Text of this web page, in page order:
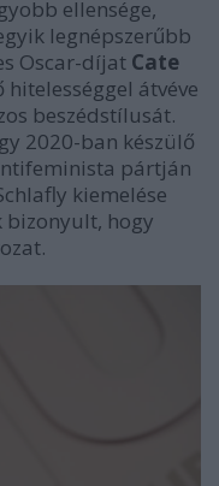
ellensége,
legnépszerűbb
Oscar-díjat Cate
átvéve
beszédstílusát.
2020-ban készülő
pártján
kiemelése
bizonyult, hogy